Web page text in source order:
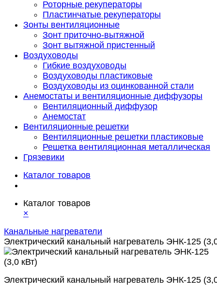
Роторные рекуператоры
Пластинчатые рекуператоры
Зонты вентиляционные
Зонт приточно-вытяжной
Зонт вытяжной пристенный
Воздуховоды
Гибкие воздуховоды
Воздуховоды пластиковые
Воздуховоды из оцинкованной стали
Анемостаты и вентиляционные диффузоры
Вентиляционный диффузор
Анемостат
Вентиляционные решетки
Вентиляционные решетки пластиковые
Решетка вентиляционная металлическая
Грязевики
Каталог товаров
Каталог товаров
×
Канальные нагреватели
Электрический канальный нагреватель ЭНК-125
Электрический канальный нагреватель ЭНК-125